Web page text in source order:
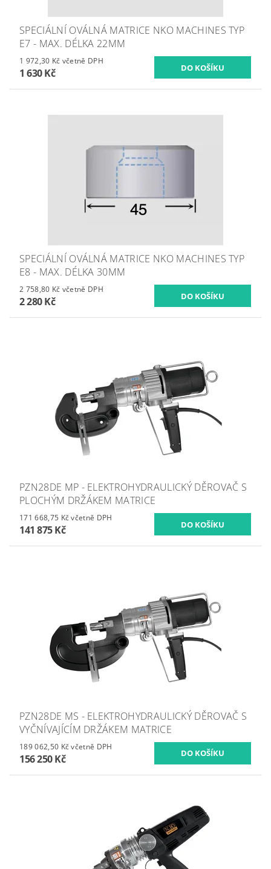
SPECIÁLNÍ OVÁLNÁ MATRICE NKO MACHINES TYP
E7 - MAX. DÉLKA 22MM
1 972,30 Kč včetně DPH
1 630 Kč
SPECIÁLNÍ OVÁLNÁ MATRICE NKO MACHINES TYP
E8 - MAX. DÉLKA 30MM
2 758,80 Kč včetně DPH
2 280 Kč
PZN28DE MP - ELEKTROHYDRAULICKÝ DĚROVAČ S
PLOCHÝM DRŽÁKEM MATRICE
171 668,75 Kč včetně DPH
141 875 Kč
PZN28DE MS - ELEKTROHYDRAULICKÝ DĚROVAČ S
VYČNÍVAJÍCÍM DRŽÁKEM MATRICE
189 062,50 Kč včetně DPH
156 250 Kč